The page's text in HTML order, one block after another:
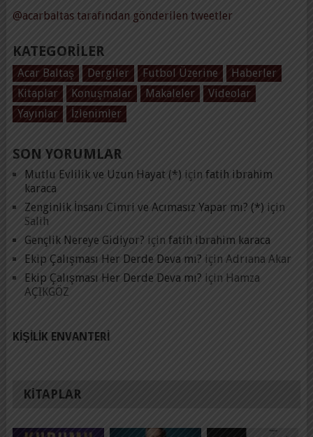
@acarbaltas tarafından gönderilen tweetler
KATEGORILER
Acar Baltaş Dergiler Futbol Üzerine
Haberler
Kitaplar
Konuşmalar Makaleler
Videolar
Yayınlar
İzlenimler
SON YORUMLAR
Mutlu Evlilik ve Uzun Hayat (*) için fatih ibrahim
karaca
Zenginlik İnsanı Cimri ve Acımasız Yapar mı? (*) için
Salih
Gençlik Nereye Gidiyor? için fatih ibrahim karaca
Ekip Çalışması Her Derde Deva mı? için Adrıana Akar
Ekip Çalışması Her Derde Deva mı? için Hamza
AÇIKGÖZ
KIŞILIK ENVANTERI
KITAPLAR